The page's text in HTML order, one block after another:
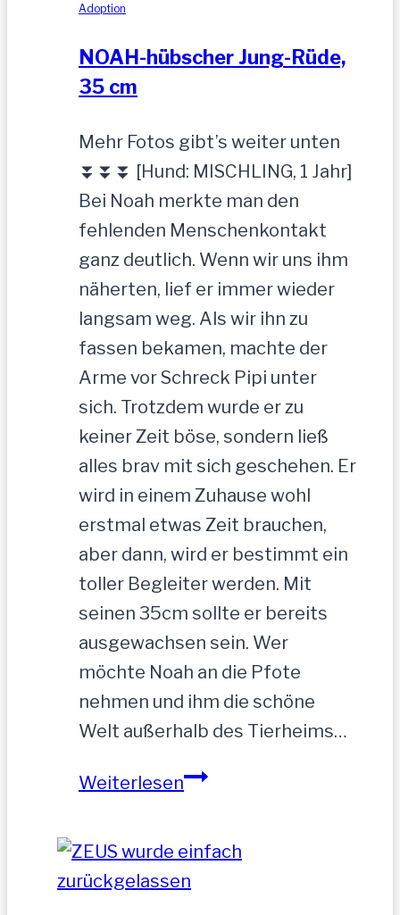
Adoption
NOAH-hübscher Jung-Rüde,
35 cm
Mehr Fotos gibt’s weiter unten
⏬⏬⏬ [Hund: MISCHLING, 1 Jahr]
Bei Noah merkte man den
fehlenden Menschenkontakt
ganz deutlich. Wenn wir uns ihm
näherten, lief er immer wieder
langsam weg. Als wir ihn zu
fassen bekamen, machte der
Arme vor Schreck Pipi unter
sich. Trotzdem wurde er zu
keiner Zeit böse, sondern ließ
alles brav mit sich geschehen. Er
wird in einem Zuhause wohl
erstmal etwas Zeit brauchen,
aber dann, wird er bestimmt ein
toller Begleiter werden. Mit
seinen 35cm sollte er bereits
ausgewachsen sein. Wer
möchte Noah an die Pfote
nehmen und ihm die schöne
Welt außerhalb des Tierheims…
WeiterlesenNOAH-
Rüde,
35